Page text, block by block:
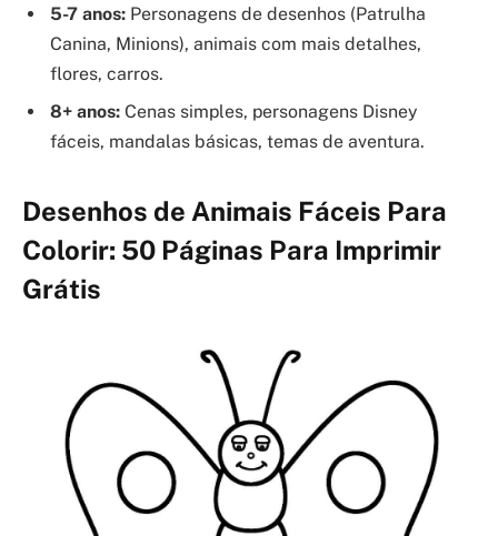
5-7 anos: Personagens de desenhos (Patrulha
Canina, Minions), animais com mais detalhes,
flores, carros.
8+ anos: Cenas simples, personagens Disney
fáceis, mandalas básicas, temas de aventura.
Desenhos de Animais Fáceis Para
Colorir: 50 Páginas Para Imprimir
Grátis